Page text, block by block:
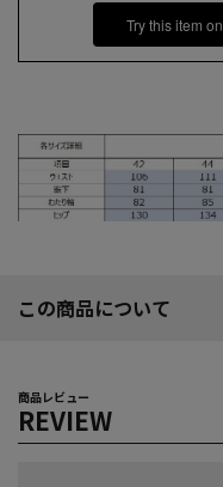
Try this item on
この商品について
商品レビュー
REVIEW